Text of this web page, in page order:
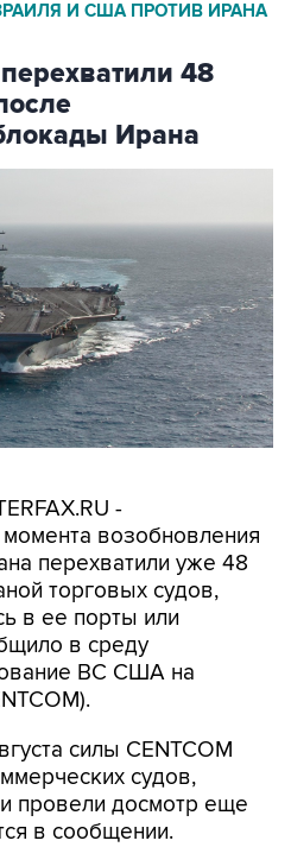
И США ПРОТИВ ИРАНА
48
Ирана
-
возобновления
перехватили уже 48
торговых судов,
в ее порты или
в среду
ВС США на
силы CENTCOM
судов,
провели досмотр еще
в сообщении.